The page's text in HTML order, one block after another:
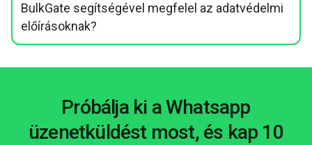
BulkGate segítségével megfelel az adatvédelmi
előírásoknak?
Próbálja ki a Whatsapp
üzenetküldést most, és kap 10